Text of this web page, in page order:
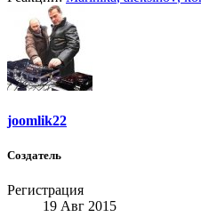
joomlik22
Создатель
Регистрация
19 Авг 2015